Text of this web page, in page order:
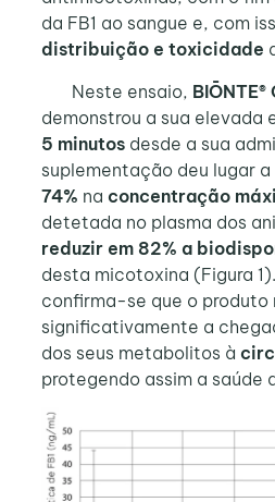
da FB1 ao sangue e, com
distribuição e toxicidade
Neste ensaio, BIŌNTE®
demonstrou a sua elevada
5 minutosdesde a sua
suplementação deu lugar a
74% na concentração
detetada no plasma dos
reduzir em 82% a
desta micotoxina (Figura
confirma-se que o produto
significativamente a
dos seus metabolitos à
protegendo assim a saúde